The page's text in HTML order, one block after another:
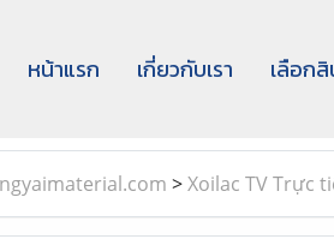
หน้าแรก เกี่ยวกับเรา เลือก
>Xoilac TV Trực